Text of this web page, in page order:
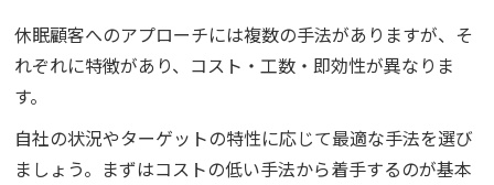
休眠顧客へのアプローチには複数の手法がありますが、そ
れぞれに特徴があり、コスト・工数・即効性が異なりま
す。
自社の状況やターゲットの特性に応じて最適な手法を選び
ましょう。まずはコストの低い手法から着手するのが基本